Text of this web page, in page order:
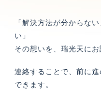
「解決方法が分からな
い」
その想いを、瑞光天にお
連絡することで、前に
できます。